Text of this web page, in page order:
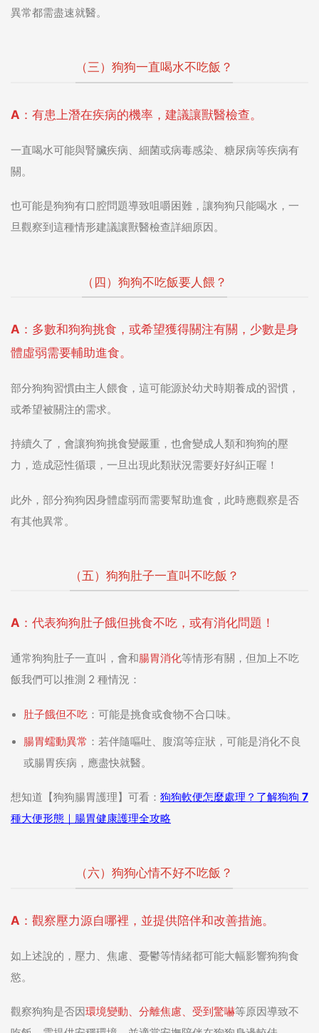
異常都需盡速就醫。
（三）狗狗一直喝水不吃飯？
A：有患上潛在疾病的機率，建議讓獸醫檢查。
一直喝水可能與腎臟疾病、細菌或病毒感染、糖尿病等疾病有
關。
也可能是狗狗有口腔問題導致咀嚼困難，讓狗狗只能喝水，一
旦觀察到這種情形建議讓獸醫檢查詳細原因。
（四）狗狗不吃飯要人餵？
A：多數和狗狗挑食，或希望獲得關注有關，少數是身
體虛弱需要輔助進食。
部分狗狗習慣由主人餵食，這可能源於幼犬時期養成的習慣，
或希望被關注的需求。
持續久了，會讓狗狗挑食變嚴重，也會變成人類和狗狗的壓
力，造成惡性循環，一旦出現此類狀況需要好好糾正喔！
此外，部分狗狗因身體虛弱而需要幫助進食，此時應觀察是否
有其他異常。
（五）狗狗肚子一直叫不吃飯？
A：代表狗狗肚子餓但挑食不吃，或有消化問題！
通常狗狗肚子一直叫，會和腸胃消化等情形有關，但加上不吃
飯我們可以推測 2 種情況：
肚子餓但不吃 ：可能是挑食或食物不合口味。
腸胃蠕動異常 ：若伴隨嘔吐、腹瀉等症狀，可能是消化不良
或腸胃疾病，應盡快就醫。
想知道【狗狗腸胃護理】可看： 狗狗軟便怎麼處理？了解狗狗 7
種大便形態｜腸胃健康護理全攻略
（六）狗狗心情不好不吃飯？
A：觀察壓力源自哪裡，並提供陪伴和改善措施。
如上述說的，壓力、焦慮、憂鬱等情緒都可能大幅影響狗狗食
慾。
觀察狗狗是否因環境變動、分離焦慮、受到驚嚇等原因導致不